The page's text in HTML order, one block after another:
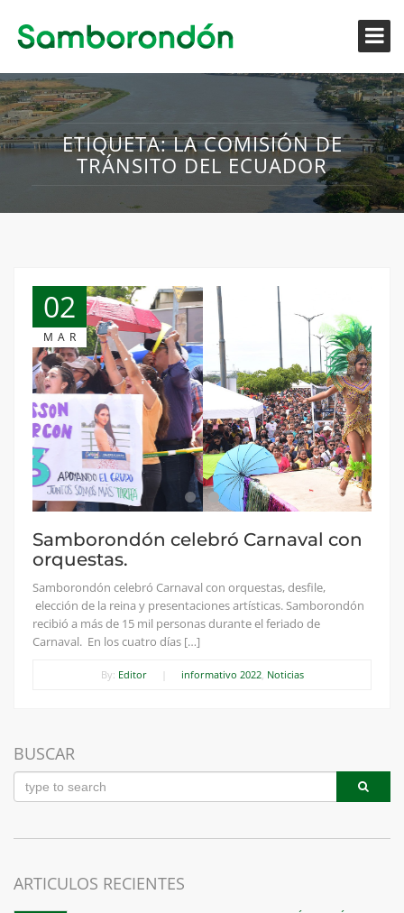
ETIQUETA:LA COMISIÓN DE
TRÁNSITO DEL ECUADOR
02
MAR
Samborondón celebró Carnaval con
orquestas.
Samborondón celebró Carnaval con orquestas, desfile,
elección de la reina y presentaciones artísticas. Samborondón
recibió a más de 15 mil personas durante el feriado de
Carnaval. En los cuatro días […]
By: Editor informativo 2022, Noticias
BUSCAR
ARTICULOS RECIENTES